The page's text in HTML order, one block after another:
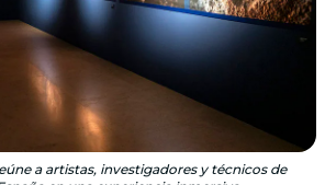
a artistas, investigadores y técnicos de